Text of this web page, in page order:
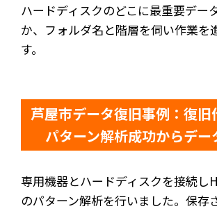
ハードディスクのどこに最重要デー
か、フォルダ名と階層を伺い作業を
す。
芦屋市データ復旧事例：復
パターン解析成功からデー
専用機器とハードディスクを接続し
のパターン解析を行いました。保存